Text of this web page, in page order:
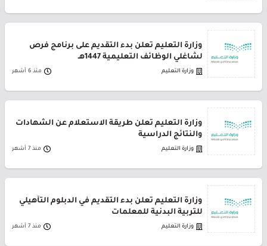
وزارة التعليم تعلن بدء التقديم على برنامج فُرص
لشاغلي الوظائف التعليمية 1447هـ
وزارة التعليم منذ 6 أشهر
وزارة التعليم تعلن طريقة الاستعلام عن الشهادات
والنتائج الدراسية
وزارة التعليم منذ 7 أشهر
وزارة التعليم تعلن بدء التقديم في الدبلوم التأهيلي
للتربية البدنية للمعلمات
وزارة التعليم منذ 7 أشهر